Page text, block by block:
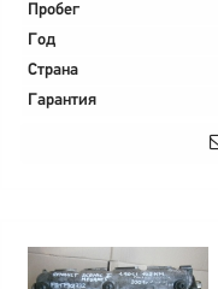
Пробег
Год
Страна
Гарантия